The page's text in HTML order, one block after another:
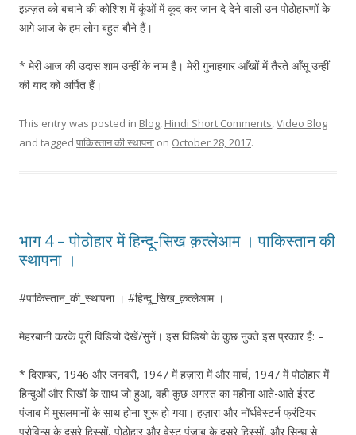
इज़्ज़त को बचाने की कोशिश में कूंओं में कूद कर जान दे देने वाली उन पोठोहारणों के
आगे आज के हम लोग बहुत बौने हैं।
* मेरी आज की उदास शाम उन्हीं के नाम है। मेरी गुनाहगार आँखों में तैरते आँसू उन्हीं
की याद को अर्पित हैं।
This entry was posted in Blog, Hindi Short Comments,Video Blog
and tagged पाकिस्तान की स्थापना on October 28, 2017.
भाग 4 – पोठोहार में हिन्दू-सिख क़त्लेआम । पाकिस्तान की
स्थापना ।
#पाकिस्तान_की_स्थापना । #हिन्दू_सिख_क़त्लेआम ।
मेहरबानी करके पूरी विडियो देखें/सुनें। इस विडियो के कुछ नुक्ते इस प्रकार हैं: –
* दिसम्बर, 1946 और जनवरी, 1947 में हज़ारा में और मार्च, 1947 में पोठोहार में
हिन्दुओं और सिखों के साथ जो हुआ, वही कुछ अगस्त का महीना आते-आते ईस्ट
पंजाब में मुसलमानों के साथ होना शुरू हो गया। हज़ारा और नॉर्थवेस्टर्न फ्रंटियर
प्रोविन्स के दूसरे हिस्सों, पोठोहार और वेस्ट पंजाब के दूसरे हिस्सों, और सिन्ध से